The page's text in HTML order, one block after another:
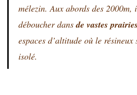
mélezin. Aux abords des
déboucher dansde vastes prairies
espaces d’altitude où le
isolé.